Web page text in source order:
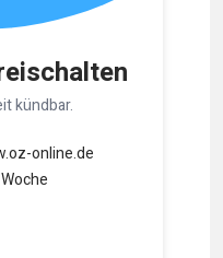
kündbar.
online.de